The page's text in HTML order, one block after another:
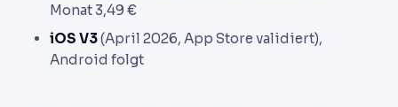
Monat 3,49 €
iOS V3(April 2026, App Store validiert),
Android folgt